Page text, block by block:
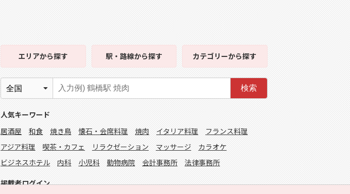
エリアから探す 駅・路線から探す カテゴリーから探す
検索
人気キーワード
居酒屋
和食 焼き鳥 懐石・会席料理 焼肉 イタリア料理
フランス料理
アジア料理
喫茶・カフェ リラクゼーション マッサージ
カラオケ
ビジネスホテル
内科 小児科 動物病院 会計事務所 法律事務所
掲載者ログイン